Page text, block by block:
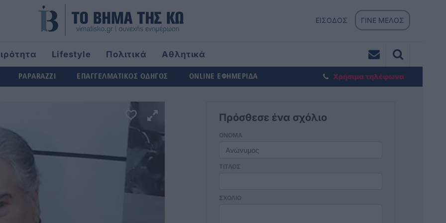
ΕΙΣΟΔΟΣ ΓΙΝΕ ΜΕΛΟΣ
Lifestyle Πολιτικά
Αθλητικά
PAPARAZZI ΕΠΑΓΓΕΛΜΑΤΙΚΟΣ ΟΔΗΓΟΣ ONLINE ΕΦΗΜΕΡΙΔΑ Χρήσιμα τηλέφωνα
Πρόσθεσε ένα σχόλιο
ΟΝΟΜΑ
ΤΙΤΛΟΣ
ΣΧΟΛΙΟ